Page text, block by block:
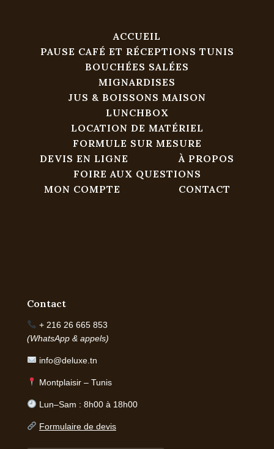
ACCUEIL
PAUSE CAFÉ ET RÉCEPTIONS TUNIS
BOUCHÉES SALÉES
MIGNARDISES
JUS & BOISSONS MAISON
LUNCHBOX
LOCATION DE MATÉRIEL
FORMULE SUR MESURE
DEVIS EN LIGNE
À PROPOS
FOIRE AUX QUESTIONS
MON COMPTE
CONTACT
Contact
+ 216 26 665 853
(WhatsApp & appels)
info@deluxe.tn
Montplaisir – Tunis
Lun–Sam : 8h00 à 18h00
Formulaire de devis